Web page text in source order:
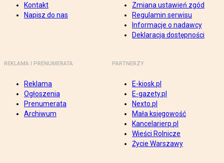
Kontakt
Napisz do nas
Zmiana ustawień zgód
Regulamin serwisu
Informacje o nadawcy
Deklaracja dostępności
REKLAMA I PRENUMERATA
Reklama
Ogłoszenia
Prenumerata
Archiwum
PARTNERZY
E-kiosk.pl
E-gazety.pl
Nexto.pl
Mała księgowość
Kancelarierp.pl
Wieści Rolnicze
Życie Warszawy